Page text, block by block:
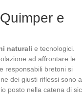
e
naturali e tecnologici.
ad affrontare le
responsabili bretoni si
dei giusti riflessi sono
posto nella catena di